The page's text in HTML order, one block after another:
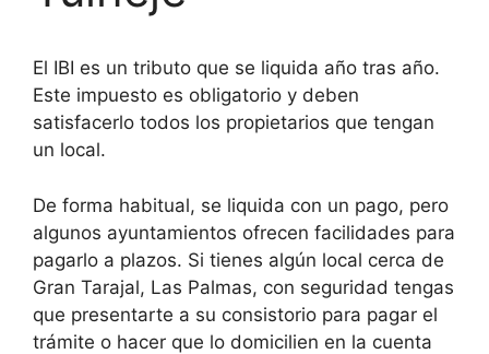
El IBI es un tributo que se liquida año tras año.
Este impuesto es obligatorio y deben
satisfacerlo todos los propietarios que tengan
un local.
De forma habitual, se liquida con un pago, pero
algunos ayuntamientos ofrecen facilidades para
pagarlo a plazos. Si tienes algún local cerca de
Gran Tarajal, Las Palmas, con seguridad tengas
que presentarte a su consistorio para pagar el
trámite o hacer que lo domicilien en la cuenta